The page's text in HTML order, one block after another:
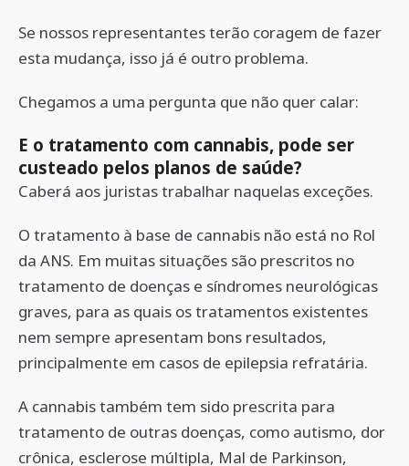
Se nossos representantes terão coragem de fazer
esta mudança, isso já é outro problema.
Chegamos a uma pergunta que não quer calar:
E o tratamento com cannabis, pode ser
custeado pelos planos de saúde?
Caberá aos juristas trabalhar naquelas exceções.
O tratamento à base de cannabis não está no Rol
da ANS. Em muitas situações são prescritos no
tratamento de doenças e síndromes neurológicas
graves, para as quais os tratamentos existentes
nem sempre apresentam bons resultados,
principalmente em casos de epilepsia refratária.
A cannabis também tem sido prescrita para
tratamento de outras doenças, como autismo, dor
crônica, esclerose múltipla, Mal de Parkinson,